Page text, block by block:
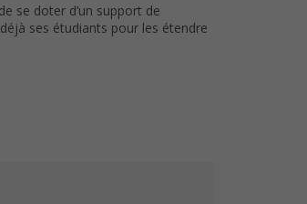
se doter d’un support de
ses étudiants pour les étendre